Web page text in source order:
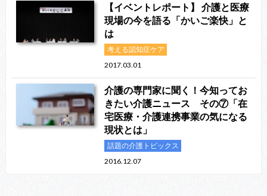
【イベントレポート】 介護と医療
現場の今を語る「かいご楽快」と
は
考える認知症ケア
2017.03.01
介護の専門家に聞く！今知ってお
きたい介護ニュース その⑦「在
宅医療・介護連携事業の気になる
現状とは」
話題の介護トピックス
2016.12.07